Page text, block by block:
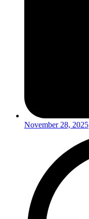
November 28, 2025